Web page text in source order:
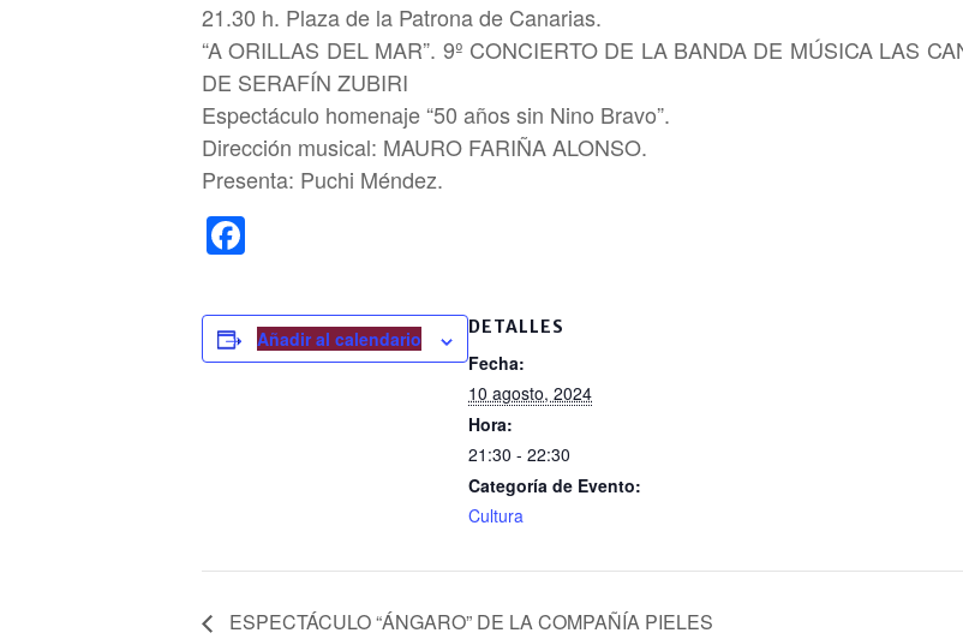
21.30 h. Plaza de la Patrona de Canarias.
“A ORILLAS DEL MAR”. 9º CONCIERTO DE LA BANDA DE MÚSICA LAS
DE SERAFÍN ZUBIRI
Espectáculo homenaje “50 años sin Nino Bravo”.
Dirección musical: MAURO FARIÑA ALONSO.
Presenta: Puchi Méndez.
c
eAñadir al calendario DETALLES
Fecha:
10 agosto, 2024
Hora:
21:30 - 22:30
Categoría de Evento:
Cultura
ESPECTÁCULO “ÁNGARO” DE LA COMPAÑÍA PIELES